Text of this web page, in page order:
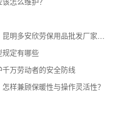
规定有哪些
万劳动者的安全防线
样兼顾保暖性与操作灵活性？